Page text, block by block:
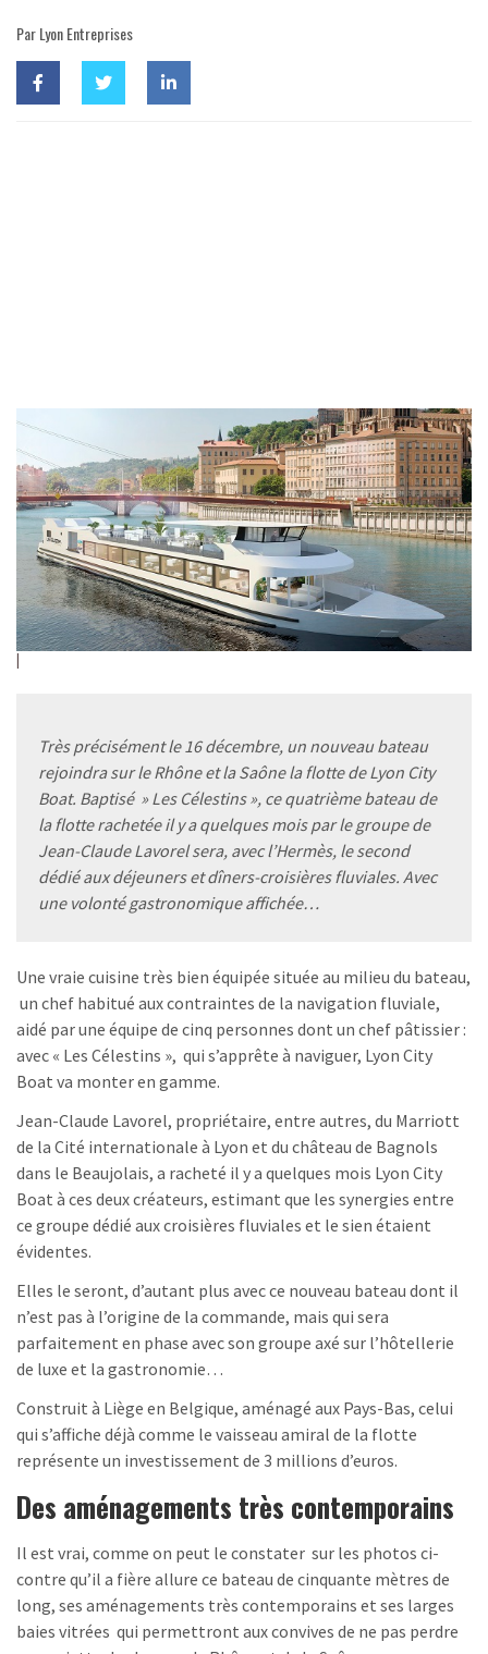
Par Lyon Entreprises
Très précisément le 16 décembre, un nouveau bateau
rejoindra sur le Rhône et la Saône la flotte de Lyon City
Boat. Baptisé » Les Célestins », ce quatrième bateau de
la flotte rachetée il y a quelques mois par le groupe de
Jean-Claude Lavorel sera, avec l’Hermès, le second
dédié aux déjeuners et dîners-croisières fluviales. Avec
une volonté gastronomique affichée…
Une vraie cuisine très bien équipée située au milieu du bateau,
un chef habitué aux contraintes de la navigation fluviale,
aidé par une équipe de cinq personnes dont un chef pâtissier :
avec « Les Célestins », qui s’apprête à naviguer, Lyon City
Boat va monter en gamme.
Jean-Claude Lavorel, propriétaire, entre autres, du Marriott
de la Cité internationale à Lyon et du château de Bagnols
dans le Beaujolais, a racheté il y a quelques mois Lyon City
Boat à ces deux créateurs, estimant que les synergies entre
ce groupe dédié aux croisières fluviales et le sien étaient
évidentes.
Elles le seront, d’autant plus avec ce nouveau bateau dont il
n’est pas à l’origine de la commande, mais qui sera
parfaitement en phase avec son groupe axé sur l’hôtellerie
de luxe et la gastronomie…
Construit à Liège en Belgique, aménagé aux Pays-Bas, celui
qui s’affiche déjà comme le vaisseau amiral de la flotte
représente un investissement de 3 millions d’euros.
Des aménagements très contemporains
Il est vrai, comme on peut le constater sur les photos ci-
contre qu’il a fière allure ce bateau de cinquante mètres de
long, ses aménagements très contemporains et ses larges
baies vitrées qui permettront aux convives de ne pas perdre